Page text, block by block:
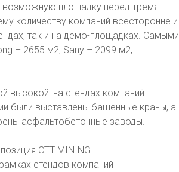
возможную площадку перед тремя
количеству компаний всесторонне и
так и на демо-площадках. Самыми
– 2655 м2, Sany – 2099 м2,
высокой: на стендах компаний
были выставлены башенные краны, а
асфальтобетонные заводы.
CTT MINING.
стендов компаний